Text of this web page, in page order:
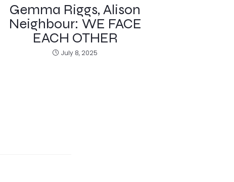
Gemma Riggs, Alison
Neighbour: WE FACE
EACH OTHER
July 8, 2025